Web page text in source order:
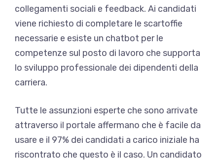
collegamenti sociali e feedback. Ai candidati
viene richiesto di completare le scartoffie
necessarie e esiste un chatbot per le
competenze sul posto di lavoro che supporta
lo sviluppo professionale dei dipendenti della
carriera.
Tutte le assunzioni esperte che sono arrivate
attraverso il portale affermano che è facile da
usare e il 97% dei candidati a carico iniziale ha
riscontrato che questo è il caso. Un candidato